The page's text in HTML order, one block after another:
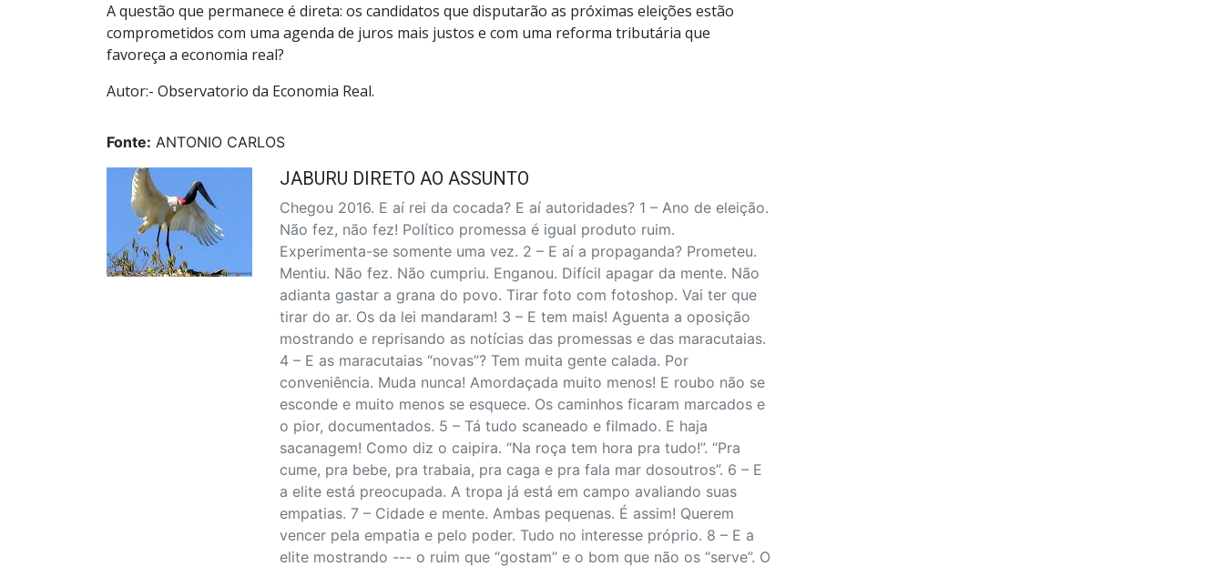
A questão que permanece é direta: os candidatos que disputarão as próximas eleições estão
comprometidos com uma agenda de juros mais justos e com uma reforma tributária que
favoreça a economia real?
Autor:- Observatorio da Economia Real.
Fonte: ANTONIO CARLOS
JABURU DIRETO AO ASSUNTO
Chegou 2016. E aí rei da cocada? E aí autoridades? 1 – Ano de eleição.
Não fez, não fez! Político promessa é igual produto ruim.
Experimenta-se somente uma vez. 2 – E aí a propaganda? Prometeu.
Mentiu. Não fez. Não cumpriu. Enganou. Difícil apagar da mente. Não
adianta gastar a grana do povo. Tirar foto com fotoshop. Vai ter que
tirar do ar. Os da lei mandaram! 3 – E tem mais! Aguenta a oposição
mostrando e reprisando as notícias das promessas e das maracutaias.
4 – E as maracutaias “novas”? Tem muita gente calada. Por
conveniência. Muda nunca! Amordaçada muito menos! E roubo não se
esconde e muito menos se esquece. Os caminhos ficaram marcados e
o pior, documentados. 5 – Tá tudo scaneado e filmado. E haja
sacanagem! Como diz o caipira. “Na roça tem hora pra tudo!”. “Pra
cume, pra bebe, pra trabaia, pra caga e pra fala mar dosoutros”. 6 – E
a elite está preocupada. A tropa já está em campo avaliando suas
empatias. 7 – Cidade e mente. Ambas pequenas. É assim! Querem
vencer pela empatia e pelo poder. Tudo no interesse próprio. 8 – E a
elite mostrando --- o ruim que “gostam” e o bom que não os “serve”. O